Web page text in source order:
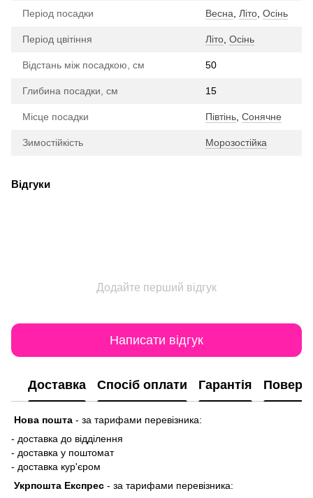
Період посадки Весна Літо Осінь
Період цвітіння Літо Осінь
Відстань між посадкою, см 50
Глибина посадки, см 15
Місце посадки Півтінь Сонячне
Зимостійкість Морозостійка
Відгуки
Додайте перший відгук
Написати відгук
Доставка Спосіб оплати Гарантія
Нова пошта - за тарифами перевізника:
- доставка до відділення
- доставка у поштомат
- доставка кур'єром
Укрпошта Експрес - за тарифами перевізника: